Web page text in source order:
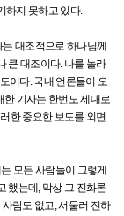
하지 못하고 있다.
대조적으로 하나님께
큰 대조이다. 나를 놀라
이다.국내 언론들이 오
기사는 한번도 제대로
한 중요한 보도를 외면
모든 사람들이 그렇게
했는데 , 막상 그 진화론
람도 없고,서둘러 전하